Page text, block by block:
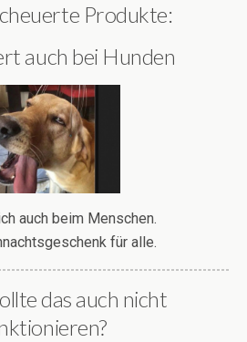
Produkte:
auch bei Hunden
auch beim Menschen.
für alle.
das auch nicht